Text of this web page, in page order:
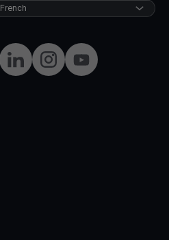
LinkedInInstagramYouTube
French